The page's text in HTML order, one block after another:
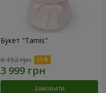
Букет "Tarnis"
6 152 грн
Замовити